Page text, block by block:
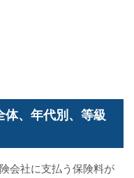
体、年代別、等級
会社に支払う保険料が